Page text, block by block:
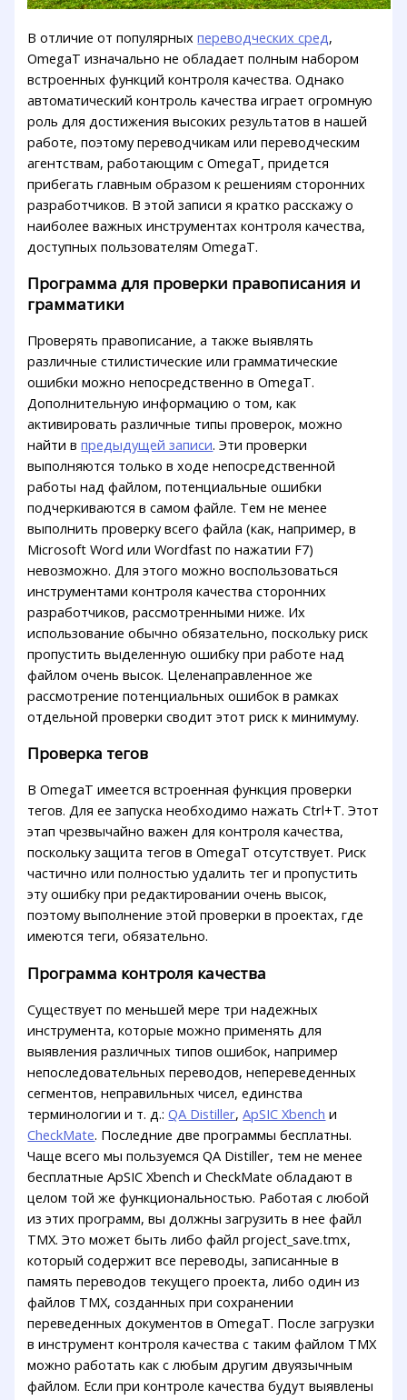
В отличие от популярныхпереводческих сред,
OmegaT изначально не обладает полным набором
встроенных функций контроля качества. Однако
автоматический контроль качества играет огромную
роль для достижения высоких результатов в нашей
работе, поэтому переводчикам или переводческим
агентствам, работающим с OmegaT, придется
прибегать главным образом к решениям сторонних
разработчиков. В этой записи я кратко расскажу о
наиболее важных инструментах контроля качества,
доступных пользователям OmegaT.
Программа для проверки правописания и
грамматики
Проверять правописание, а также выявлять
различные стилистические или грамматические
ошибки можно непосредственно в OmegaT.
Дополнительную информацию о том, как
активировать различные типы проверок, можно
найти впредыдущей записи. Эти проверки
выполняются только в ходе непосредственной
работы над файлом, потенциальные ошибки
подчеркиваются в самом файле. Тем не менее
выполнить проверку всего файла (как, например, в
Microsoft Word или Wordfast по нажатии F7)
невозможно. Для этого можно воспользоваться
инструментами контроля качества сторонних
разработчиков, рассмотренными ниже. Их
использование обычно обязательно, поскольку риск
пропустить выделенную ошибку при работе над
файлом очень высок. Целенаправленное же
рассмотрение потенциальных ошибок в рамках
отдельной проверки сводит этот риск к минимуму.
Проверка тегов
В OmegaT имеется встроенная функция проверки
тегов. Для ее запуска необходимо нажать Ctrl+T. Этот
этап чрезвычайно важен для контроля качества,
поскольку защита тегов в OmegaT отсутствует. Риск
частично или полностью удалить тег и пропустить
эту ошибку при редактировании очень высок,
поэтому выполнение этой проверки в проектах, где
имеются теги, обязательно.
Программа контроля качества
Существует по меньшей мере три надежных
инструмента, которые можно применять для
выявления различных типов ошибок, например
непоследовательных переводов, непереведенных
сегментов, неправильных чисел, единства
терминологии и т. д.:QA Distiller,ApSIC Xbench и
CheckMate. Последние две программы бесплатны.
Чаще всего мы пользуемся QA Distiller, тем не менее
бесплатные ApSIC Xbench и CheckMate обладают в
целом той же функциональностью. Работая с любой
из этих программ, вы должны загрузить в нее файл
TMX. Это может быть либо файл project_save.tmx,
который содержит все переводы, записанные в
память переводов текущего проекта, либо один из
файлов TMX, созданных при сохранении
переведенных документов в OmegaT. После загрузки
в инструмент контроля качества с таким файлом TMX
можно работать как с любым другим двуязычным
файлом. Если при контроле качества будут выявлены